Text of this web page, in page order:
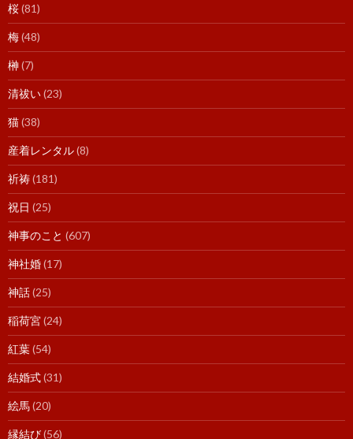
桜(81)
梅(48)
榊(7)
清祓い(23)
猫(38)
産着レンタル(8)
祈祷(181)
祝日 (25)
神事のこと (607)
神社婚(17)
神話(25)
稲荷宮(24)
紅葉(54)
結婚式(31)
絵馬(20)
縁結び(56)